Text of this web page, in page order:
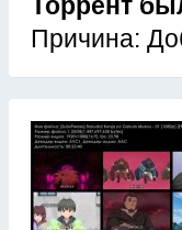
Причина: